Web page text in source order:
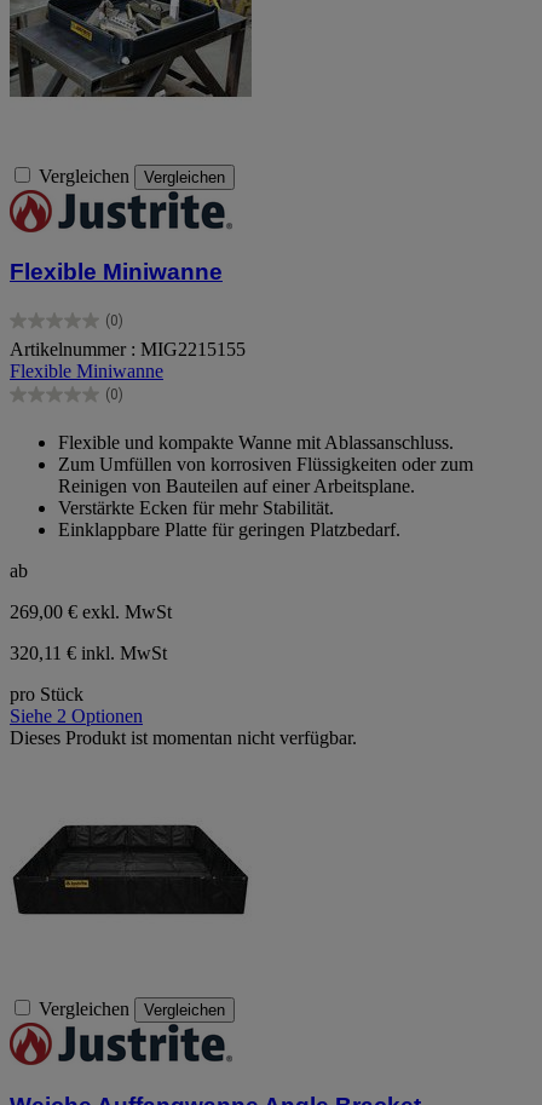
Vergleichen Vergleichen
Flexible Miniwanne
(0)
0.0
von
5
Sternen.
Artikelnummer : MIG2215155
Flexible Miniwanne
(0)
0.0
Sternen.
Flexible und kompakte Wanne mit Ablassanschluss.
Zum Umfüllen von korrosiven Flüssigkeiten oder zum
Reinigen von Bauteilen auf einer Arbeitsplane.
Verstärkte Ecken für mehr Stabilität.
Einklappbare Platte für geringen Platzbedarf.
ab
269,00 € exkl. MwSt
320,11 € inkl. MwSt
pro Stück
Siehe 2 Optionen
Dieses Produkt ist momentan nicht verfügbar.
Vergleichen Vergleichen